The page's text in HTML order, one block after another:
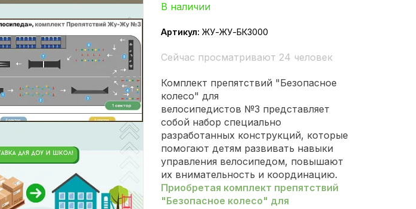
В наличии
Артикул: ЖУ-ЖУ-БК3000
Сейчас просматривают 24 человек
Комплект препятствий "Безопасное
колесо" для
велосипедистов №3 представляет
собой набор специально
разработанных конструкций, которые
помогают детям развивать навыки
управления велосипедом, повышают
их внимательность и координацию.
Приобретая комплект препятствий
"Безопасное колесо" для